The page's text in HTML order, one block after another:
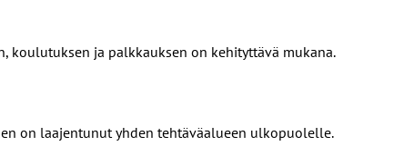
koulutuksen ja palkkauksen on kehityttävä mukana.
on laajentunut yhden tehtäväalueen ulkopuolelle.